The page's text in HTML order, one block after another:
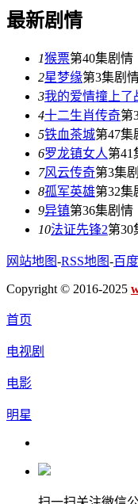
最新剧情
1猴票第40集剧情
2星梦缘第3集剧
3我的爱情撞上了
4十二生肖传奇第
5铁血茶城第47集
6罗龙镇女人第41
7风云传奇第3集
8孤军英雄第32集
9异镇第36集剧情
10法证先锋2第30
网站地图-RSS地图-百
Copyright © 2016-2025
首页
电视剧
电影
明星